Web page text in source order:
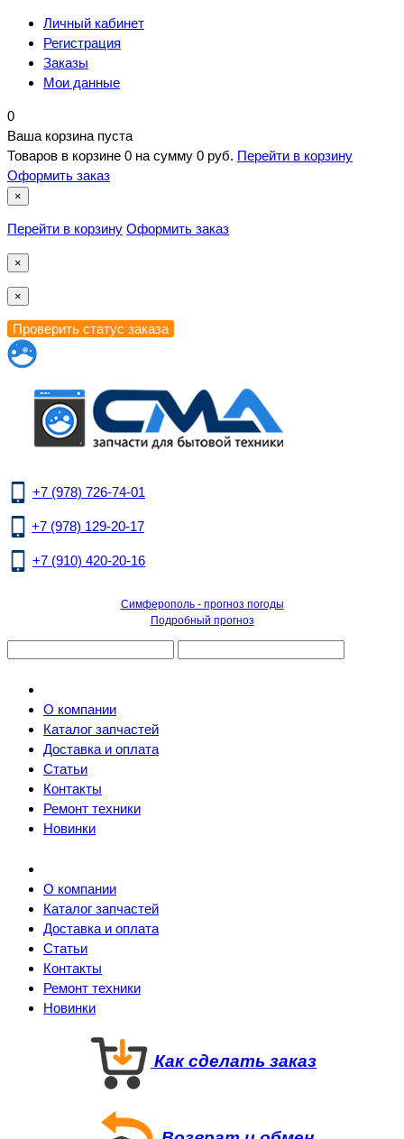
Личный кабинет
Регистрация
Заказы
Мои данные
0
Ваша корзина пуста
Товаров в корзине 0 на сумму 0 руб. Перейти в корзину
Оформить заказ
×
Перейти в корзину Оформить заказ
×
×
+7 (978) 726-74-01
+7 (978) 129-20-17
+7 (910) 420-20-16
Симферополь - прогноз погоды
Подробный прогноз
О компании
Каталог запчастей
Доставка и оплата
Статьи
Контакты
Ремонт техники
Новинки
О компании
Каталог запчастей
Доставка и оплата
Статьи
Контакты
Ремонт техники
Новинки
Как сделать заказ